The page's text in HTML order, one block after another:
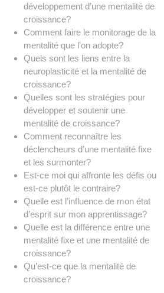
développement d’une mentalité de
croissance?
Comment faire le monitorage de la
mentalité que l’on adopte?
Quels sont les liens entre la
neuroplasticité et la mentalité de
croissance?
Quelles sont les stratégies pour
développer et soutenir une
mentalité de croissance?
Comment reconnaître les
déclencheurs d’une mentalité fixe
et les surmonter?
Est-ce moi qui affronte les défis ou
est-ce plutôt le contraire?
Quelle est l’influence de mon état
d’esprit sur mon apprentissage?
Quelle est la différence entre une
mentalité fixe et une mentalité de
croissance?
Qu’est-ce que la mentalité de
croissance?